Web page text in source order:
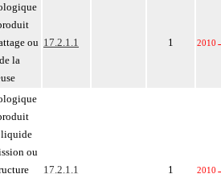
ou
la
17.2.1.1 1 2010
liquide
ou
17.2.1.1 1 2010